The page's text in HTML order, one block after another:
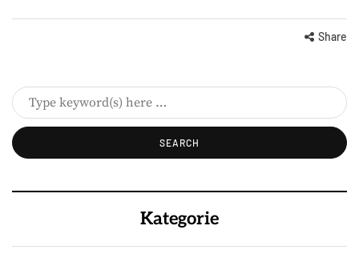
Share
Kategorie